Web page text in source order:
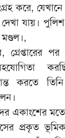
করে,
যায়।
পর
করতে
একাংশের
প্রকৃত